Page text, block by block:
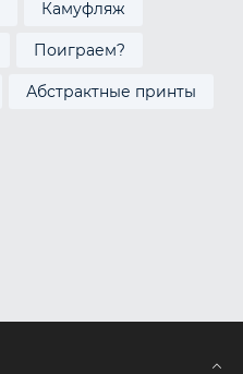
Камуфляж
Поиграем?
Абстрактные принты